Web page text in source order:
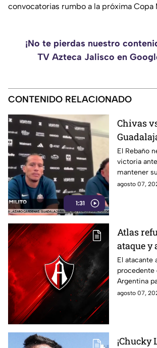
convocatorias rumbo a la próxima Copa
¡No te pierdas nuestro
TV Azteca Jalisco en
CONTENIDO RELACIONADO
1:31
Chivas
obligado
seguir
Leagues
El Rebaño
victoria
mantener
avanzar;
agosto 07,
Atlas
ataque y
nuevo
El atacante
procedente
Argentina
ofensiva
agosto 07,
¡Chucky